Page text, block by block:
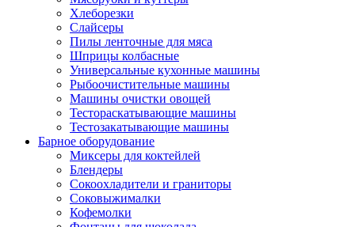
Хлеборезки
Слайсеры
Пилы ленточные для мяса
Шприцы колбасные
Универсальные кухонные машины
Рыбоочистительные машины
Машины очистки овощей
Тестораскатывающие машины
Тестозакатывающие машины
Барное оборудование
Миксеры для коктейлей
Блендеры
Сокоохладители и граниторы
Соковыжималки
Кофемолки